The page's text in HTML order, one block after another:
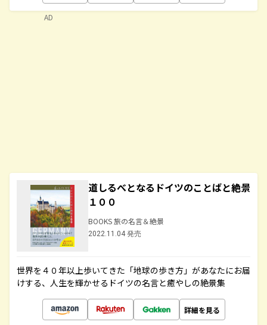
道しるべとなるドイツのことばと絶景
１００
BOOKS 旅の名言＆絶景
2022.11.04 発売
世界を４０年以上歩いてきた「地球の歩き方」があなたにお届
けする、人生を輝かせるドイツの名言と癒やしの絶景集
詳細を見る
AD